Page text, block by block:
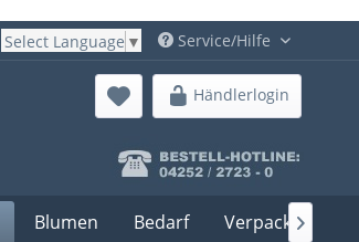
Select Language ▼ Service/Hilfe
Händlerlogin
Blumen Bedarf Verpackung
